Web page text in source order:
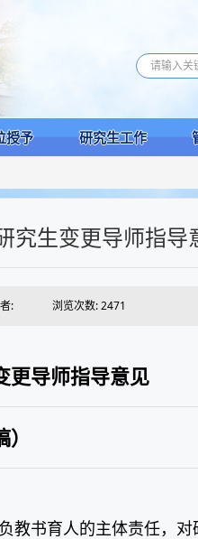
授予 研究生工作
生变更导师指导
: 浏览次数:2471
更导师指导意见
书育人的主体责任，对